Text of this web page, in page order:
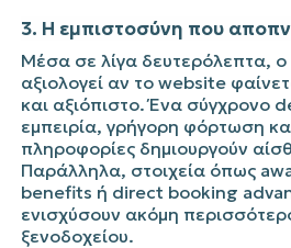
3. Η εμπιστοσύνη που
Μέσα σε λίγα δευτερόλεπτα, ο
αξιολογεί αν το website
και αξιόπιστο. Ένα σύγχρονο
εμπειρία, γρήγορη φόρτωση
πληροφορίες δημιουργούν
Παράλληλα, στοιχεία όπως
benefits ή direct booking
ενισχύσουν ακόμη
ξενοδοχείου.